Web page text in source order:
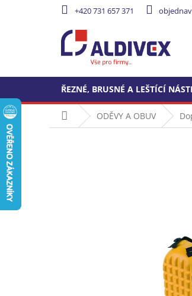
+420 731 657 371
ŘEZNÉ, BRUSNÉ A LEŠTÍCÍ
Domů ODĚVY A OBUV